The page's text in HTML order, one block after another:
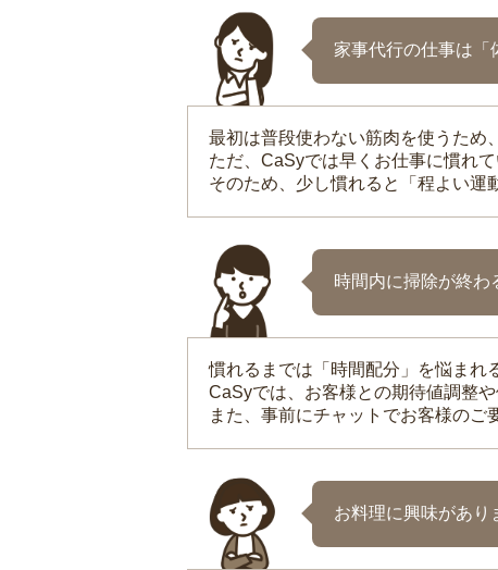
家事代行の仕事は「
最初は普段使わない筋肉を使うため
ただ、CaSyでは早くお仕事に慣れ
そのため、少し慣れると「程よい運
時間内に掃除が終わ
慣れるまでは「時間配分」を悩まれ
CaSyでは、お客様との期待値調整
また、事前にチャットでお客様のご
お料理に興味があり